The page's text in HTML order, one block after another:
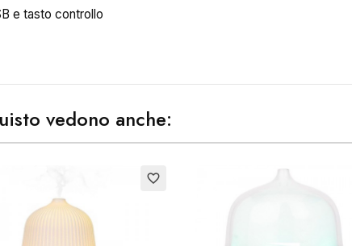
e tasto controllo
vedono anche:
favorite_border